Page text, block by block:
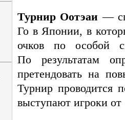
Турнир Оотэаи —
Го в Японии, в
очков по особой
По результатам
претендовать на
Турнир проводится
выступают игроки